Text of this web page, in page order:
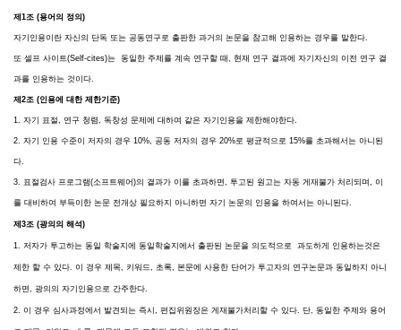
제1조 (용어의 정의)
자기인용이란 자신의 단독 또는 공동연구로 출판한 과거의 논문을 참고해 인용하는 경우를 말한다.
또 셀프 사이트(Self-cites)는 동일한 주제를 계속 연구할 때, 현재 연구 결과에 자기자신의 이전 연구 결
과를 인용하는 것이다.
제2조 (인용에 대한 제한기준)
1. 자기 표절, 연구 청렴, 독창성 문제에 대하여 같은 자기인용을 제한해야한다.
2. 자기 인용 수준이 저자의 경우 10%, 공동 저자의 경우 20%로 평균적으로 15%를 초과해서는 아니된
다.
3. 표절검사 프로그램(소프트웨어)의 결과가 이를 초과하면, 투고된 원고는 자동 게재불가 처리되며, 이
를 대비하여 부득이한 논문 전개상 필요하지 아니하면 자기 논문의 인용을 하여서는 아니된다.
제3조 (광의의 해석)
1. 저자가 투고하는 동일 학술지에 동일학술지에서 출판된 논문을 의도적으로 과도하게 인용하는것은
제한 할 수 있다. 이 경우 제목, 키워드, 초록, 본문에 사용한 단어가 투고자의 연구논문과 동일하지 아니
하면, 광의의 자기인용으로 간주한다.
2. 이 경우 심사과정에서 발견되는 즉시, 편집위원장은 게재불가처리할 수 있다. 단, 동일한 주제와 용어